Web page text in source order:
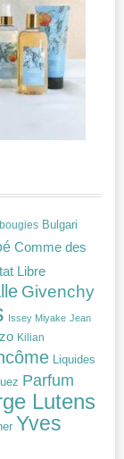
bougies Bulgari
Comme des
Libre
Givenchy
Issey Miyake Jean
Kilian
Liquides
Parfum
Lutens
Yves